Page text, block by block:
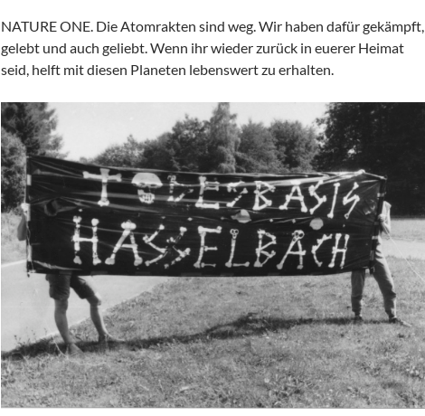
NATURE ONE. Die Atomrakten sind weg. Wir haben dafür gekämpft,
gelebt und auch geliebt. Wenn ihr wieder zurück in euerer Heimat
seid, helft mit diesen Planeten lebenswert zu erhalten.